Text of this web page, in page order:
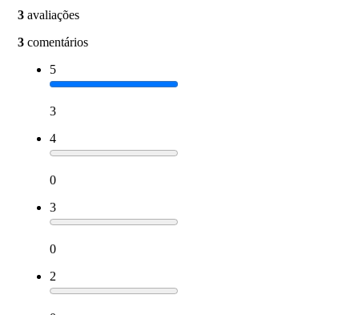
3 avaliações
3 comentários
5
3
4
0
3
0
2